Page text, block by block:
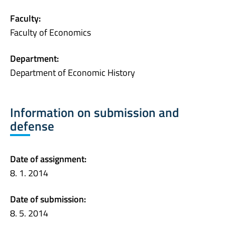
Faculty:
Faculty of Economics
Department:
Department of Economic History
Information on submission and
defense
Date of assignment:
8. 1. 2014
Date of submission:
8. 5. 2014